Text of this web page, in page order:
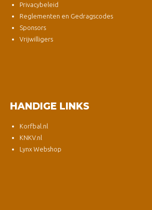
Privacybeleid
Reglementen en Gedragscodes
Sponsors
Vrijwilligers
HANDIGE LINKS
Korfbal.nl
KNKV.nl
Lynx Webshop